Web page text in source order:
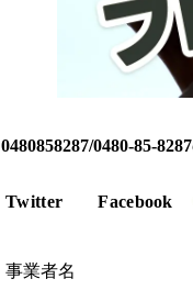
0480858287/0480-85-
Twitter Facebook
事業者名